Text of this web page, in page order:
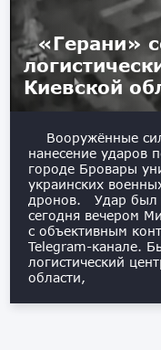
«Герани»
Киевской
Вооружённые
нанесение ударов
городе Бровары
украинских
дронов. Удар был
сегодня вечером
с объективным
Telegram-канале.
логистический
области,